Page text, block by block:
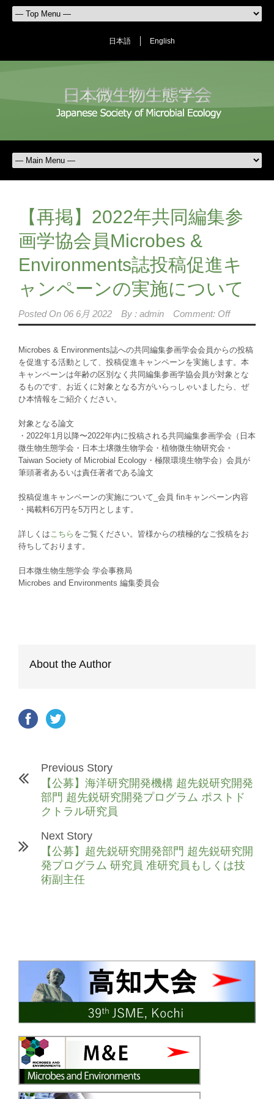
日本語 English
【再掲】2022年共同編集参
画学協会員Microbes &
Environments誌投稿促進キ
ャンペーンの実施について
Posted On 06 6月 2022 By : admin Comment: Off
Microbes & Environments誌への共同編集参画学会会員からの投稿
を促進する活動として、投稿促進キャンペーンを実施します。本
キャンペーンは年齢の区別なく共同編集参画学協会員が対象とな
るものです、お近くに対象となる方がいらっしゃいましたら、ぜ
ひ本情報をご紹介ください。
対象となる論文
・2022年1月以降〜2022年内に投稿される共同編集参画学会（日本
微生物生態学会・日本土壌微生物学会・植物微生物研究会・
Taiwan Society of Microbial Ecology・極限環境生物学会）会員が
筆頭著者あるいは責任著者である論文
投稿促進キャンペーンの実施について_会員 finキャンペーン内容
・掲載料6万円を5万円とします。
詳しくはこちら をご覧ください。皆様からの積極的なご投稿をお
待ちしております。
日本微生物生態学会 学会事務局
Microbes and Environments 編集委員会
About the Author
Previous Story
【公募】海洋研究開発機構 超先鋭研究開発
部門 超先鋭研究開発プログラム ポストド
クトラル研究員
Next Story
【公募】超先鋭研究開発部門 超先鋭研究開
発プログラム 研究員 准研究員もしくは技
術副主任